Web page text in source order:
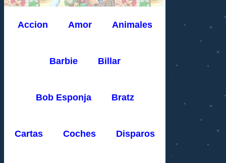
Accion Amor Animales
Barbie Billar
Bob Esponja Bratz
Cartas Coches Disparos